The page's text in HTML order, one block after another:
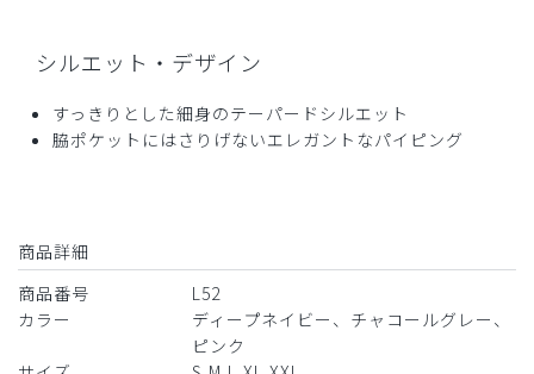
シルエット・デザイン
すっきりとした細身のテーパードシルエット
脇ポケットにはさりげないエレガントなパイピング
商品詳細
商品番号
L52
カラー
ディープネイビー、チャコールグレー、
ピンク